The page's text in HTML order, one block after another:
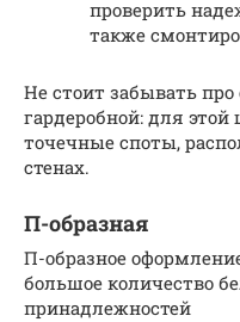
проверить
также
Не стоит забывать
гардеробной: для
точечные споты,
стенах.
П-образная
П-образное
большое количество
принадлежностей